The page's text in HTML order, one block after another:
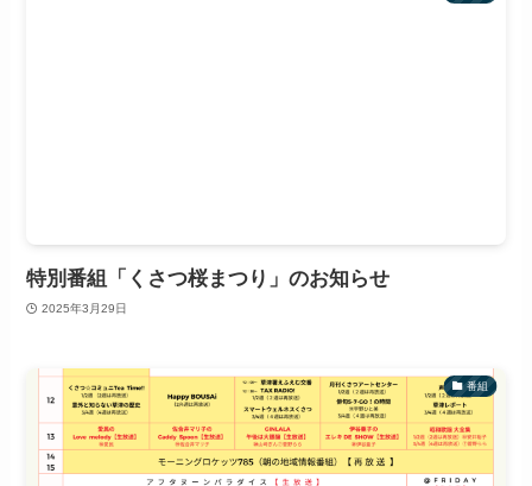
特別番組「くさつ桜まつり」のお知らせ
2025年3月29日
番組